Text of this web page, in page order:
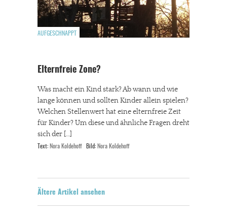
AUFGESCHNAPPT
Elternfreie Zone?
Was macht ein Kind stark? Ab wann und wie
lange können und sollten Kinder allein spielen?
Welchen Stellenwert hat eine elternfreie Zeit
für Kinder? Um diese und ähnliche Fragen dreht
sich der […]
Text: Nora Koldehoff Bild: Nora Koldehoff
Ältere Artikel ansehen